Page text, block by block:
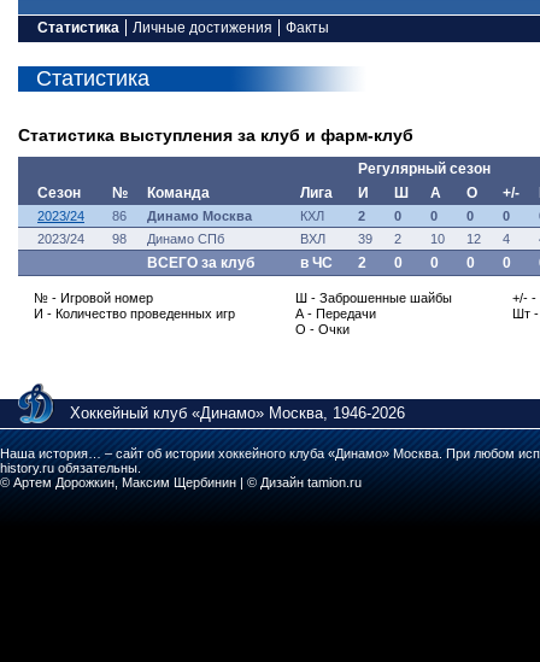
Статистика
Статистика
Статистика выступления за клуб и фарм-клуб
Регулярный сезон
Сезон
№ Команда Лига И Ш А О +/-
2023/24 86 Динамо Москва КХЛ 2 0 0 0 0
2023/24
98 Динамо СПб ВХЛ 39 2 10 12 4
ВСЕГО за клуб в ЧС 2 0 0 0 0
№ - Игровой номер
И - Количество проведенных игр
Ш - Заброшенные шайбы
А - Передачи
О - Очки
+/-
Шт -
Личные достижения Факты
Хоккейный клуб «Динамо» Москва, 1946-2026
Наша история… – сайт об истории хоккейного клуба «Динамо» Москва. При любом
history.ru обязательны.
© Артем Дорожкин, Максим Щербинин | © Дизайн tamion.ru